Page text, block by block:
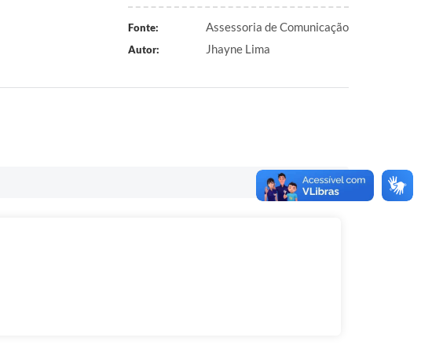
Fonte: Assessoria de Comunicação
Autor: Jhayne Lima